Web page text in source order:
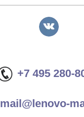
+7 495 280-
mail@lenovo-